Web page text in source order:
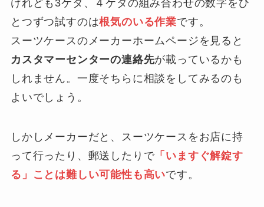
けれども3ケタ、４ケタの組み合わせの数字をひ
とつずつ試すのは根気のいる作業です。
スーツケースのメーカーホームページを見ると
カスタマーセンターの連絡先が載っているかも
しれません。一度そちらに相談をしてみるのも
よいでしょう。
しかしメーカーだと、スーツケースをお店に持
って行ったり、郵送したりで「いますぐ解錠す
る」ことは難しい可能性も高いです。